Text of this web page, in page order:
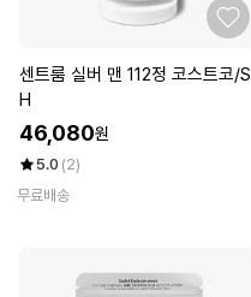
센트룸 실버 맨 112정 코스트코/S
H
46,080원
5.0 (2)
무료배송